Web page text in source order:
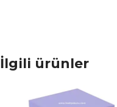
İlgili ürünler